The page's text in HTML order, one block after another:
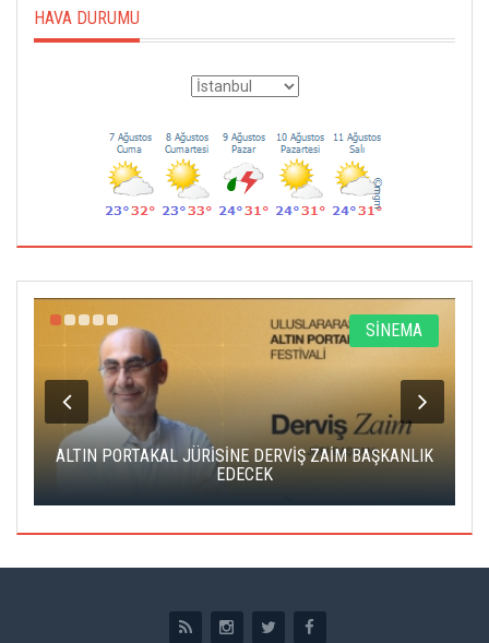
HAVA DURUMU
SİNEMA
ALTIN PORTAKAL JÜRİSİNE DERVİŞ ZAİM BAŞKANLIK
EDECEK